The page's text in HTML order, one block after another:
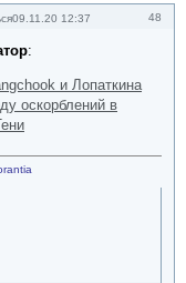
48
09.11.20 12:37
:
и Лопаткина
оскорблений в